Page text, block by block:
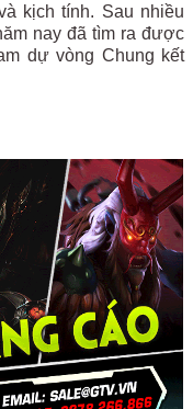
kịch tính. Sau nhiều
nay đã tìm ra được
dự vòng Chung kết